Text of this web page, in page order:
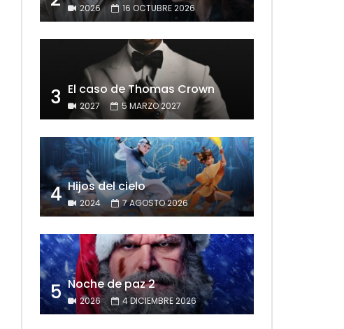
2026 16 OCTUBRE 2026
3 El caso de Thomas Crown
2027 5 MARZO 2027
4 Hijos del cielo
2024 7 AGOSTO 2026
5 Noche de paz 2
2026 4 DICIEMBRE 2026